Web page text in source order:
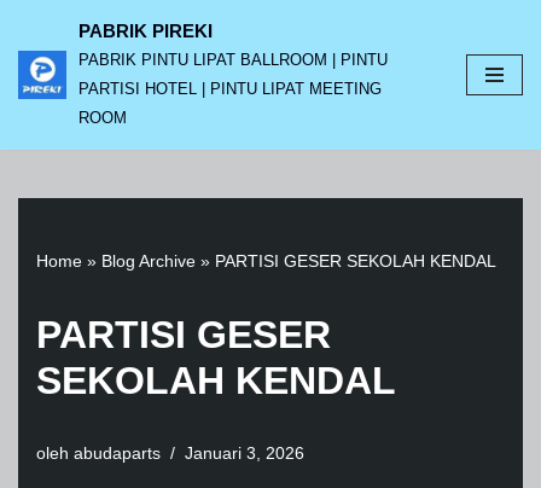
Lompat
ke
PABRIK PIREKI
PABRIK PINTU LIPAT BALLROOM | PINTU
PARTISI HOTEL | PINTU LIPAT MEETING
ROOM
Home » Blog Archive » PARTISI GESER SEKOLAH KENDAL
PARTISI GESER
SEKOLAH KENDAL
oleh abudaparts Januari 3, 2026